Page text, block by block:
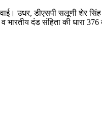
उधर, डीएसपी सलूणी शेर सिंह
दंड संहिता की धारा 376